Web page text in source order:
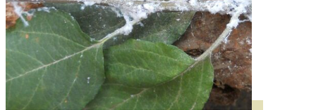
PROTECCIÓN CULTIVOS Y
PLANTAS
PLANTAS INTERIOR
GROWPUNCH